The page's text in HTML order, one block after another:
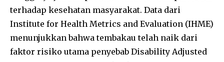
terhadap kesehatan masyarakat. Data dari
Institute for Health Metrics and Evaluation (IHME)
menunjukkan bahwa tembakau telah naik dari
faktor risiko utama penyebab Disability Adjusted